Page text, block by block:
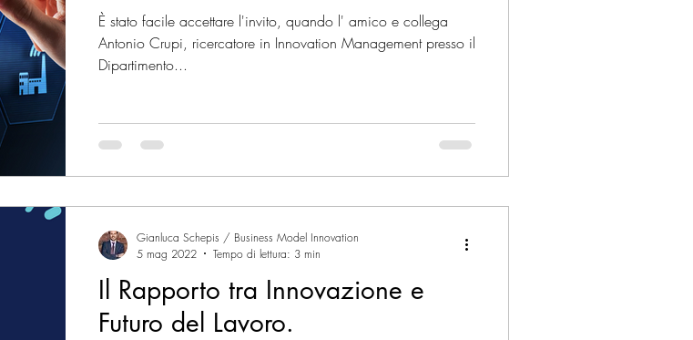
È stato facile accettare l'invito, quando l' amico e collega
Antonio Crupi, ricercatore in Innovation Management presso il
Dipartimento...
Il Rapporto tra Innovazione e
Futuro del Lavoro.
Gianluca Schepis / Business Model Innovation
5 mag 2022
Tempo di lettura: 3 min